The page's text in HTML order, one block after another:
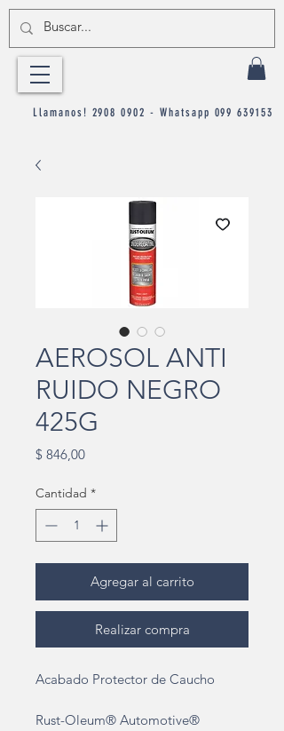
Llamanos! 2908 0902 - Whatsapp 099 639153
AEROSOL ANTI
RUIDO NEGRO
425G
$ 846,00Precio
Cantidad *
Agregar al carrito
Realizar compra
Acabado Protector de Caucho
Rust-Oleum® Automotive®